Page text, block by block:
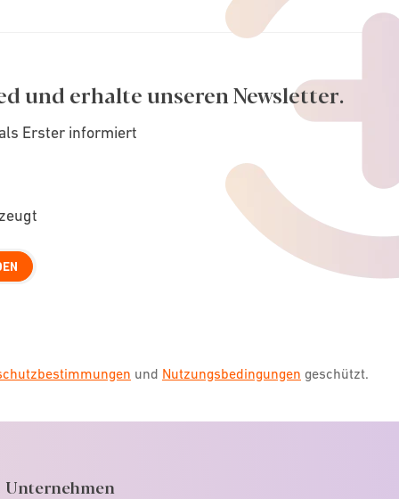
und erhalte unseren Newsletter.
Erster informiert
und Nutzungsbedingungen geschützt.
Unternehmen